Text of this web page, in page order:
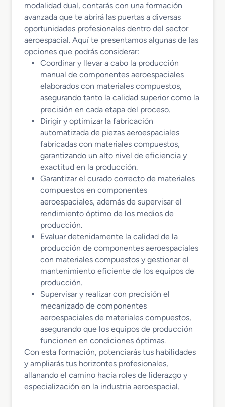
modalidad dual, contarás con una formación
avanzada que te abrirá las puertas a diversas
oportunidades profesionales dentro del sector
aeroespacial. Aquí te presentamos algunas de las
opciones que podrás considerar:
Coordinar y llevar a cabo la producción
manual de componentes aeroespaciales
elaborados con materiales compuestos,
asegurando tanto la calidad superior como la
precisión en cada etapa del proceso.
Dirigir y optimizar la fabricación
automatizada de piezas aeroespaciales
fabricadas con materiales compuestos,
garantizando un alto nivel de eficiencia y
exactitud en la producción.
Garantizar el curado correcto de materiales
compuestos en componentes
aeroespaciales, además de supervisar el
rendimiento óptimo de los medios de
producción.
Evaluar detenidamente la calidad de la
producción de componentes aeroespaciales
con materiales compuestos y gestionar el
mantenimiento eficiente de los equipos de
producción.
Supervisar y realizar con precisión el
mecanizado de componentes
aeroespaciales de materiales compuestos,
asegurando que los equipos de producción
funcionen en condiciones óptimas.
Con esta formación, potenciarás tus habilidades
y ampliarás tus horizontes profesionales,
allanando el camino hacia roles de liderazgo y
especialización en la industria aeroespacial.